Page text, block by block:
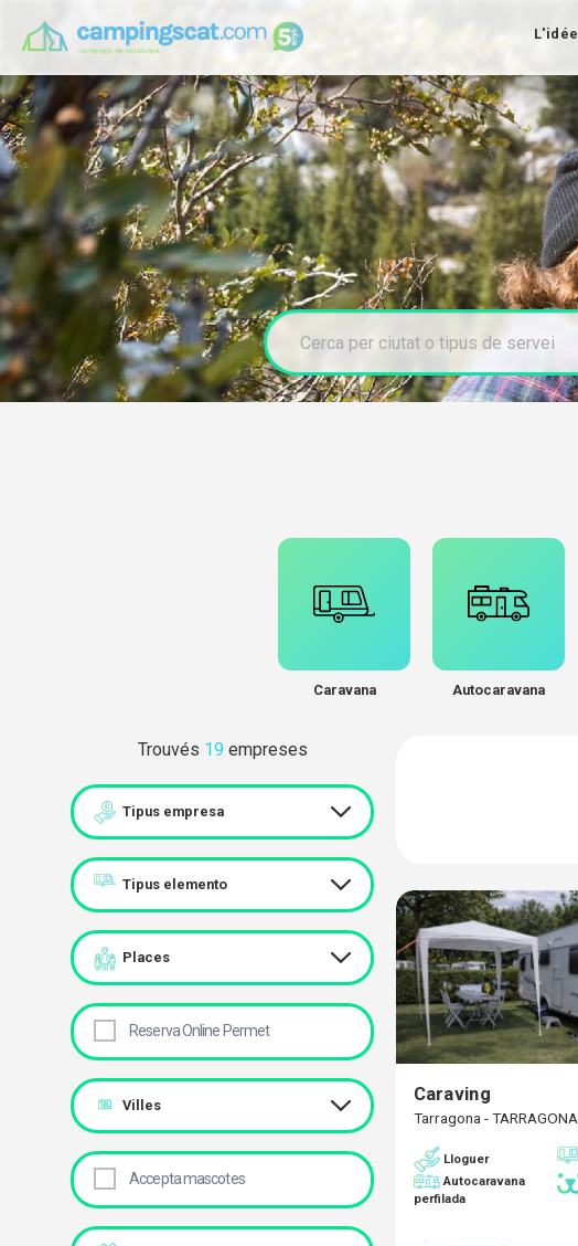
L'idée
Caravana Autocaravana
Trouvés 19 empreses
Tipus empresa
Tipus elemento
Places
Reserva Online Permet
Villes
Accepta mascotes
Caraving
Tarragona - TARRAGONA
Lloguer
Autocaravana
perfilada